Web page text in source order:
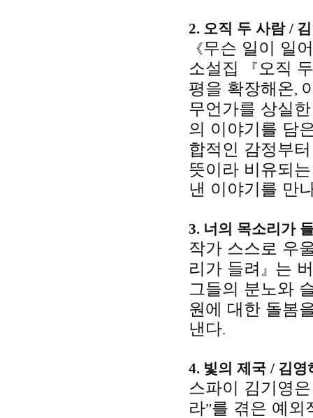
2. 오직 두 사람 /
《무슨 일이 일
소설집
『 오직
평을 확장해온,
무언가를 상실
의 이야기를 담
합적인 감정부
뜻이라 비유되
낸 이야기를 만
3. 너의 목소리가
작가 스스로 우
리가 들려 』 는
그들의 분노와
원에 대한 돌봄
낸다.
4. 빛의 제국 / 김영
스파이 김기영
라”를 겪은 예외